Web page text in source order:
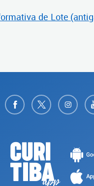
de Lote